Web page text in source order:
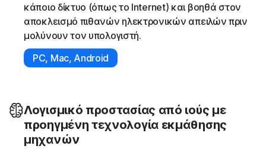
κάποιο δίκτυο (όπως το Internet) και βοηθά στον
αποκλεισμό πιθανών ηλεκτρονικών απειλών πριν
μολύνουν τον υπολογιστή.
PC, Mac, Android
Λογισμικό προστασίας από ιούς με
προηγμένη τεχνολογία εκμάθησης
μηχανών